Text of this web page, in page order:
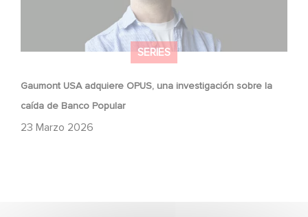
SERIES
Gaumont USA adquiere OPUS, una investigación sobre la
caída de Banco Popular
23 Marzo 2026